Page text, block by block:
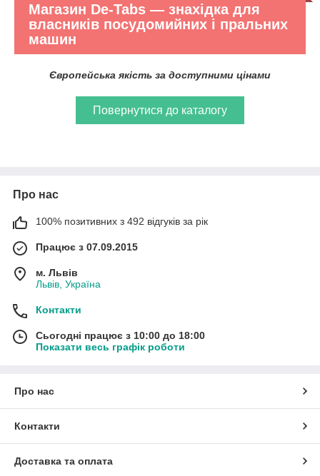
Магазин De-Tabs ― знахідка для
власників посудомийних і пральних
машин
Європейська якість за доступними цінами
Повернутися до каталогу
Про нас
100% позитивних з 492 відгуків за рік
Працює з 07.09.2015
м. Львів
Львів, Україна
Контакти
Сьогодні працює з 10:00 до 18:00
Показати весь графік роботи
Про нас
Контакти
Доставка та оплата